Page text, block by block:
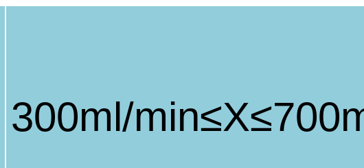
300ml/min≤X≤